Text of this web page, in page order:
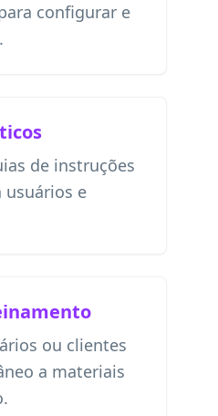
configurar e
de instruções
e
ou clientes
a materiais